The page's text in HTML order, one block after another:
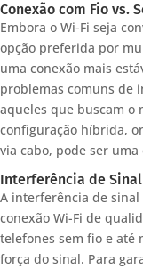
Conexão com Fio vs.
Embora o Wi-Fi seja
opção preferida por
uma conexão mais
problemas comuns de
aqueles que buscam o
configuração híbrida,
via cabo, pode ser
Interferência de Sinal
A interferência de
conexão Wi-Fi de
telefones sem fio e até
força do sinal. Para